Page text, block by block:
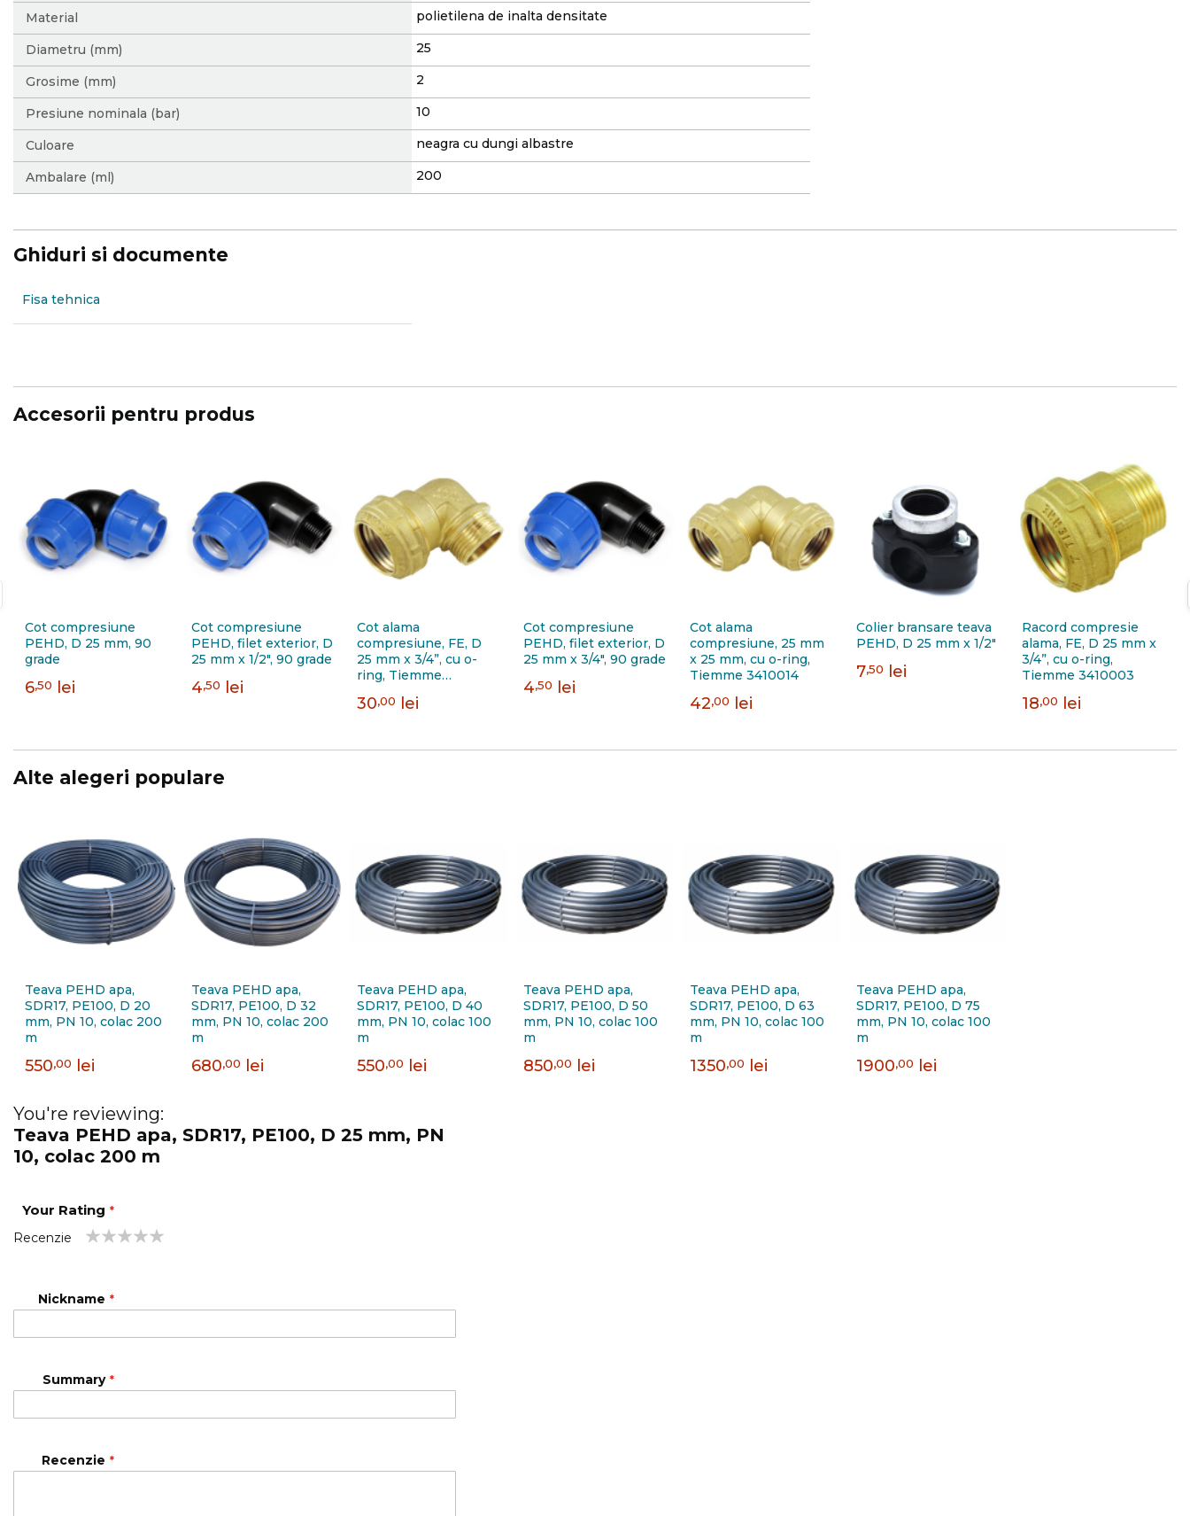
Material polietilena de inalta densitate
Diametru (mm) 25
Grosime (mm) 2
Presiune nominala (bar) 10
Culoare neagra cu dungi albastre
Ambalare (ml) 200
Ghiduri si documente
Fisa tehnica
Accesorii pentru produs
Cot compresiune
PEHD, D 25 mm, 90
grade
6,50 lei
Cot compresiune
PEHD, filet exterior, D
25 mm x 1/2", 90 grade
4,50 lei
Cot alama
compresiune, FE, D
25 mm x 3/4”, cu o-
ring, Tiemme
30,00 lei
Cot compresiune
PEHD, filet exterior, D
25 mm x 3/4", 90 grade
4,50 lei
Cot alama
compresiune, 25 mm
x 25 mm, cu o-ring,
Tiemme 3410014
42,00 lei
Colier bransare teava
PEHD, D 25 mm x 1/2"
7,50 lei
Racord compresie
alama, FE, D 25 mm x
3/4”, cu o-ring,
Tiemme 3410003
18,00 lei
Alte alegeri populare
Teava PEHD apa,
SDR17, PE100, D 20
mm, PN 10, colac 200
m
550,00 lei
Teava PEHD apa,
SDR17, PE100, D 32
mm, PN 10, colac 200
m
680,00 lei
Teava PEHD apa,
SDR17, PE100, D 40
mm, PN 10, colac 100
m
550,00 lei
Teava PEHD apa,
SDR17, PE100, D 50
mm, PN 10, colac 100
m
850,00 lei
Teava PEHD apa,
SDR17, PE100, D 63
mm, PN 10, colac 100
m
1350,00 lei
Teava PEHD apa,
SDR17, PE100, D 75
mm, PN 10, colac 100
m
1900,00 lei
You're reviewing:
Teava PEHD apa, SDR17, PE100, D 25 mm, PN
10, colac 200 m
Your Rating
Recenzie
Nickname
Summary
Recenzie